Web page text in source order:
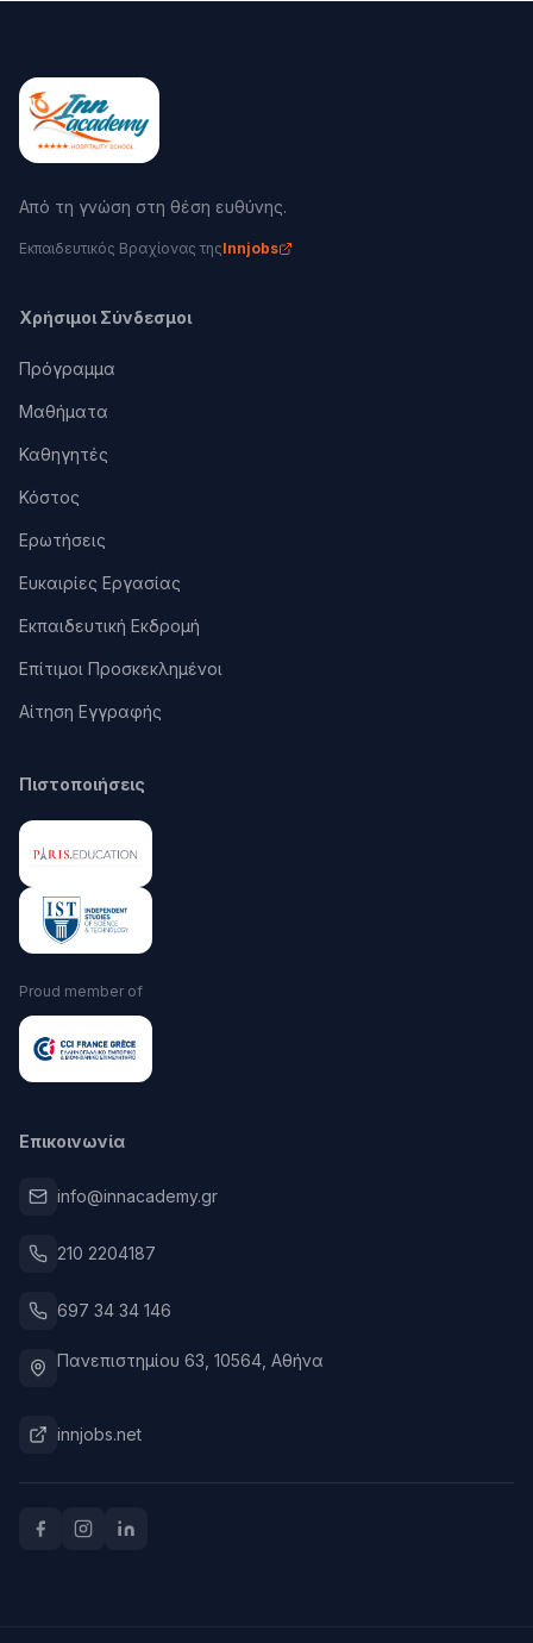
Από τη γνώση στη θέση ευθύνης.
Εκπαιδευτικός Βραχίονας τηςInnjobs
Χρήσιμοι Σύνδεσμοι
Πρόγραμμα
Μαθήματα
Καθηγητές
Κόστος
Ερωτήσεις
Ευκαιρίες Εργασίας
Εκπαιδευτική Εκδρομή
Επίτιμοι Προσκεκλημένοι
Αίτηση Εγγραφής
Πιστοποιήσεις
Proud member of
Επικοινωνία
info@innacademy.gr
210 2204187
697 34 34 146
Πανεπιστημίου 63, 10564, Αθήνα
innjobs.net